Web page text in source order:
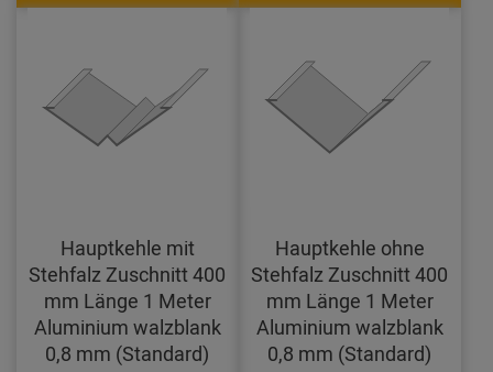
Hauptkehle mit
Stehfalz Zuschnitt 400
mm Länge 1 Meter
Aluminium walzblank
0,8 mm (Standard)
Hauptkehle ohne
Stehfalz Zuschnitt 400
mm Länge 1 Meter
Aluminium walzblank
0,8 mm (Standard)